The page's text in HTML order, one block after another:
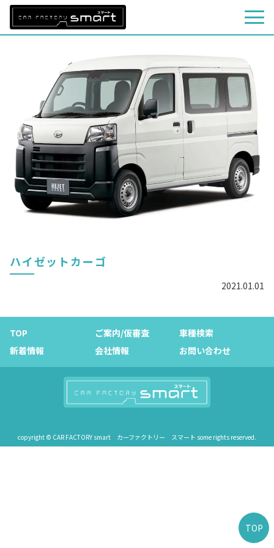
ハイゼットカーゴ
2021.01.01
TOP
TOP ご案内/仮審査
車種検索
新着情報
会社情報 お問い合わせ
copyright © CAR FACTORY smart カーファクトリー スマート some rights reserved.